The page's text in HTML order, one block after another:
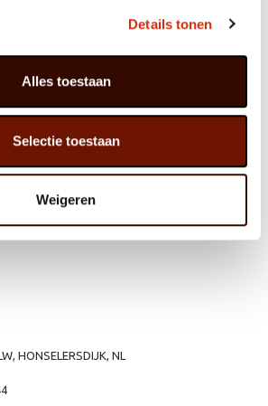
Details tonen
Alles toestaan
Selectie toestaan
Weigeren
GROUP
WEBSHOP
NIEUWS
VACATURE
HONSELERSDIJK, NL